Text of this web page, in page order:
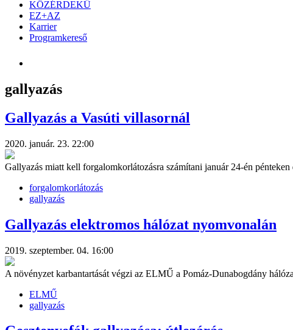
KÖZÉRDEKŰ
EZ+AZ
Karrier
Programkereső
gallyazás
Gallyazás a Vasúti villasornál
2020. január. 23. 22:00
Gallyazás miatt kell forgalomkorlátozásra számítani január 24-én
forgalomkorlátozás
gallyazás
Gallyazás elektromos hálózat nyomvonalán
2019. szeptember. 04. 16:00
A növényzet karbantartását végzi az ELMŰ a Pomáz-Dunabogdány
ELMŰ
gallyazás